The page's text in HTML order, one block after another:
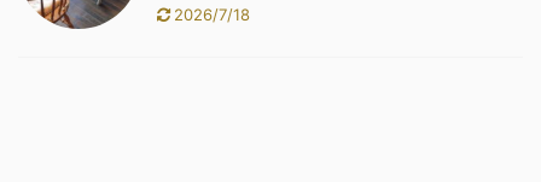
2026/7/18